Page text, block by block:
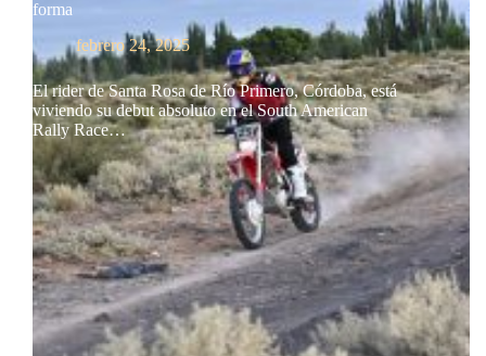
forma
febrero 24, 2025
El rider de Santa Rosa de Río Primero, Córdoba, está
viviendo su debut absoluto en el South American
Rally Race…